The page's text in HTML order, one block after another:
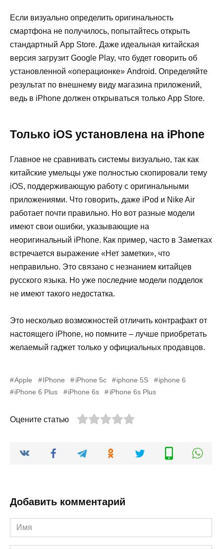
Если визуально определить оригинальность
смартфона не получилось, попытайтесь открыть
стандартный App Store. Даже идеальная китайская
версия загрузит Google Play, что будет говорить об
установленной «операционке» Android. Определяйте
результат по внешнему виду магазина приложений,
ведь в iPhone должен открываться только App Store.
Только iOS установлена на iPhone
Главное не сравнивать системы визуально, так как
китайские умельцы уже полностью скопировали тему
iOS, поддерживающую работу с оригинальными
приложениями. Что говорить, даже iPod и Nike Air
работает почти правильно. Но вот разные модели
имеют свои ошибки, указывающие на
неоригинальный iPhone. Как пример, часто в Заметках
встречается выражение «Нет заметки», что
неправильно. Это связано с незнанием китайцев
русского языка. Но уже последние модели подделок
не имеют такого недостатка.
Это несколько возможностей отличить контрафакт от
настоящего iPhone, но помните – лучше приобретать
желаемый гаджет только у официальных продавцов.
Apple IPhone iPhone 5c iphone 5S
iphone 6
iPhone 6 Plus
iPhone 6s iPhone 6s Plus
Оцените статью
Добавить комментарий
Имя
*